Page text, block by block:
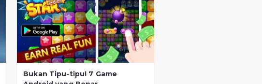
Bukan Tipu-tipu! 7 Game